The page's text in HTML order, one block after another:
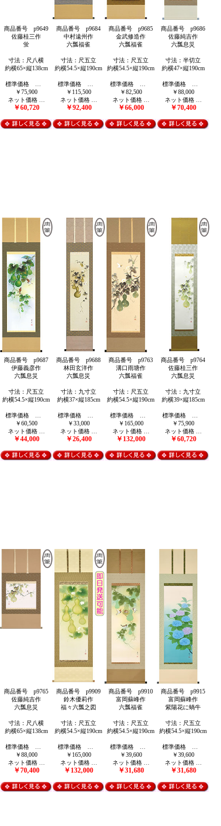
商品番号 p9649
佐藤桂三作
蛍
寸法：尺八横
約横65×縦138cm
標準価格 …
￥75,900
ネット価格 …
￥60,720
商品番号 p9684
中村遠州作
六瓢福雀
寸法：尺五立
約横54.5×縦190cm
標準価格 …
￥115,500
ネット価格 …
￥92,400
商品番号 p9685
金武修造作
六瓢福雀
寸法：尺五立
約横54.5×縦190cm
標準価格 …
￥82,500
ネット価格 …
￥66,000
商品番号 p9686
佐藤純吉作
六瓢息災
寸法：半切立
約横47×縦190cm
標準価格 …
￥88,000
ネット価格 …
￥70,400
商品番号 p9687
伊藤義彦作
六瓢息災
寸法：尺五立
約横54.5×縦190cm
標準価格 …
￥60,500
ネット価格 …
￥44,000
商品番号 p9688
林田玄洋作
六瓢息災
寸法：九寸立
約横37×縦185cm
標準価格 …
￥33,000
ネット価格 …
￥26,400
商品番号 p9763
溝口雨塘作
六瓢福雀
寸法：尺五立
約横54.5×縦190cm
標準価格 …
￥165,000
ネット価格 …
￥132,000
商品番号 p9764
佐藤桂三作
六瓢息災
寸法：九寸立
約横39×縦185cm
標準価格 …
￥75,900
ネット価格 …
￥60,720
商品番号 p9765
佐藤純吉作
六瓢息災
寸法：尺八横
約横65×縦138cm
標準価格 …
￥88,000
ネット価格 …
￥70,400
商品番号 p9909
鈴木優莉作
福々六瓢之図
寸法：尺五立
約横54.5×縦190cm
標準価格 …
￥165,000
ネット価格 …
￥132,000
商品番号 p9910
富岡蘇峰作
六瓢福雀
寸法：尺五立
約横54.5×縦190cm
標準価格 …
￥39,600
ネット価格 …
￥31,680
商品番号 p9915
富岡蘇峰作
紫陽花に蝸牛
寸法：尺五立
約横54.5×縦190cm
標準価格 …
￥39,600
ネット価格 …
￥31,680